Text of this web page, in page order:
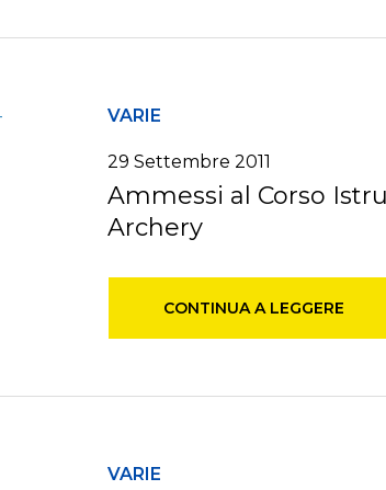
VARIE
29 Settembre 2011
Ammessi al Corso
Archery
CONTINUA A LEGGERE
VARIE